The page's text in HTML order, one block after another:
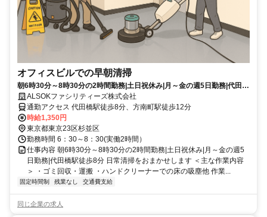
オフィスビルでの早朝清掃
朝6時30分～8時30分の2時間勤務|土日祝休み|月～金の週5日勤務|代田橋
駅徒歩8分
ALSOKファシリティーズ株式会社
通勤アクセス 代田橋駅徒歩8分、方南町駅徒歩12分
時給1,350円
東京都東京23区杉並区
勤務時間 6：30～8：30(実働2時間）
仕事内容 朝6時30分～8時30分の2時間勤務|土日祝休み|月～金の週5
日勤務|代田橋駅徒歩8分 日常清掃をおまかせします ＜主な作業内容
＞ ・ゴミ回収・運搬 ・ハンドクリーナーでの床の吸塵他 作業...
固定時間制 残業なし 交通費支給
同じ企業の求人